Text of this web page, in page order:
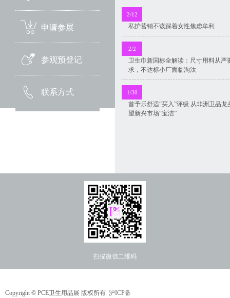
申请参展
参观预登记
联系方式
2/12
私护营销不该踩着女性焦虑牟利
2/2
卫生巾新国标全解读：尺寸用料从严
求，不达标小厂面临淘汰
1/30
首予乐舒适“买入”评级 从非洲卫品龙
望新兴市场“宝洁”
扫描微信二维码
Copyright © PCE卫生用品展 版权所有 沪ICP备